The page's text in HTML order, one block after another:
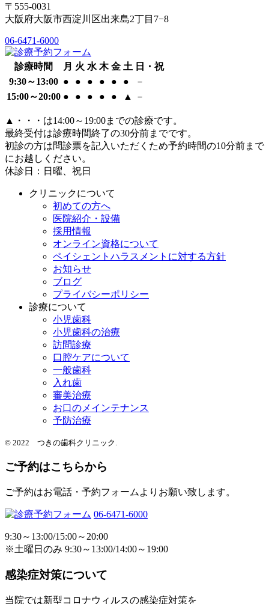
〒555-0031
大阪府大阪市西淀川区出来島2丁目7−8
06-6471-6000
診療時間 月 火 水 木 金 土 日・祝
9:30～13:00 ● ● ● ● ● ●
－
15:00～20:00 ● ● ● ● ● ▲ －
▲
・・・は14:00～19:00までの診療です。
最終受付は診療時間終了の30分前までです。
初診の方は問診票を記入いただくため予約時間の10分前まで
にお越しください。
休診日：日曜、祝日
クリニックについて
初めての方へ
医院紹介・設備
採用情報
オンライン資格について
ペイシェントハラスメントに対する方針
お知らせ
ブログ
プライバシーポリシー
診療について
小児歯科
小児歯科の治療
訪問診療
口腔ケアについて
一般歯科
入れ歯
審美治療
お口のメインテナンス
予防治療
© 2022 つきの歯科クリニック.
ご予約はこちらから
ご予約はお電話・予約フォームよりお願い致します。
06-6471-6000
9:30～13:00/15:00～20:00
※土曜日のみ 9:30～13:00/14:00～19:00
感染症対策について
当院では新型コロナウィルスの感染症対策を